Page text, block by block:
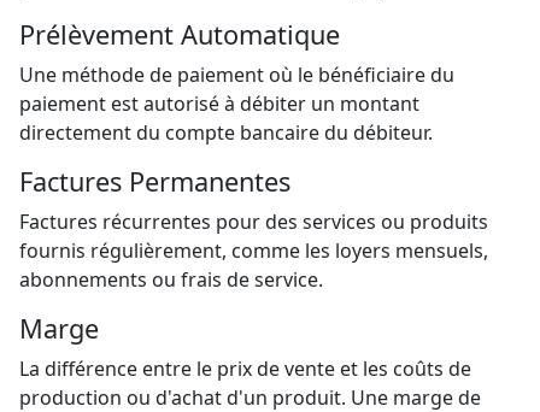
Prélèvement Automatique
Une méthode de paiement où le bénéficiaire du
paiement est autorisé à débiter un montant
directement du compte bancaire du débiteur.
Factures Permanentes
Factures récurrentes pour des services ou produits
fournis régulièrement, comme les loyers mensuels,
abonnements ou frais de service.
Marge
La différence entre le prix de vente et les coûts de
production ou d'achat d'un produit. Une marge de